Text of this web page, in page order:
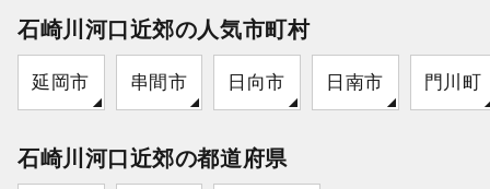
石崎川河口近郊の人気市町村
延岡市 串間市 日向市 日南市 門川町
石崎川河口近郊の都道府県